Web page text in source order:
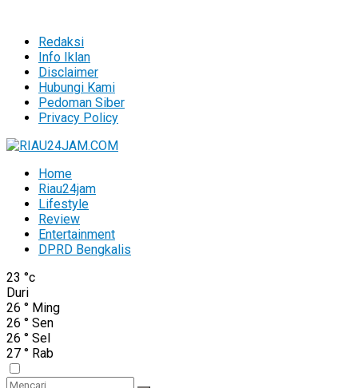
Redaksi
Info Iklan
Disclaimer
Hubungi Kami
Pedoman Siber
Privacy Policy
Home
Riau24jam
Lifestyle
Review
Entertainment
DPRD Bengkalis
23 °c
Duri
26 ° Ming
26 ° Sen
26 ° Sel
27 ° Rab